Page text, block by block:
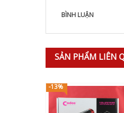
BÌNH LUẬN
SẢN PHẨM LIÊN
-13%